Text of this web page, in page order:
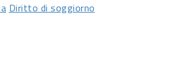
Diritto di soggiorno